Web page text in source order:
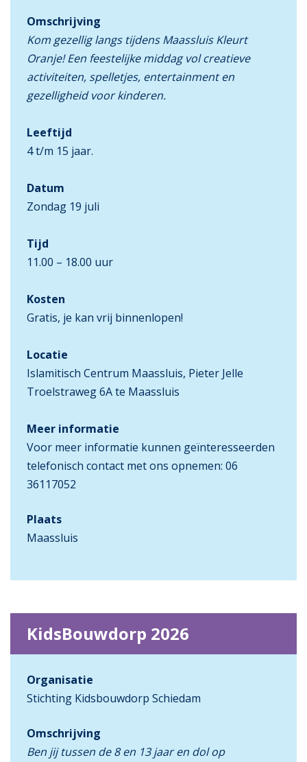
Omschrijving
Kom gezellig langs tijdens Maassluis Kleurt
Oranje! Een feestelijke middag vol creatieve
activiteiten, spelletjes, entertainment en
gezelligheid voor kinderen.
Leeftijd
4 t/m 15 jaar.
Datum
Zondag 19 juli
Tijd
11.00 – 18.00 uur
Kosten
Gratis, je kan vrij binnenlopen!
Locatie
Islamitisch Centrum Maassluis, Pieter Jelle
Troelstraweg 6A te Maassluis
Meer informatie
Voor meer informatie kunnen geïnteresseerden
telefonisch contact met ons opnemen: 06
36117052
Plaats
Maassluis
KidsBouwdorp 2026
Organisatie
Stichting Kidsbouwdorp Schiedam
Omschrijving
Ben jij tussen de 8 en 13 jaar en dol op